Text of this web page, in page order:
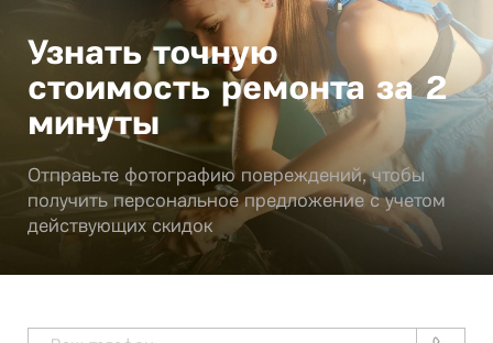
Узнать точную
стоимость ремонта за 2
минуты
Отправьте фотографию повреждений, чтобы
получить персональное предложение с учетом
действующих скидок